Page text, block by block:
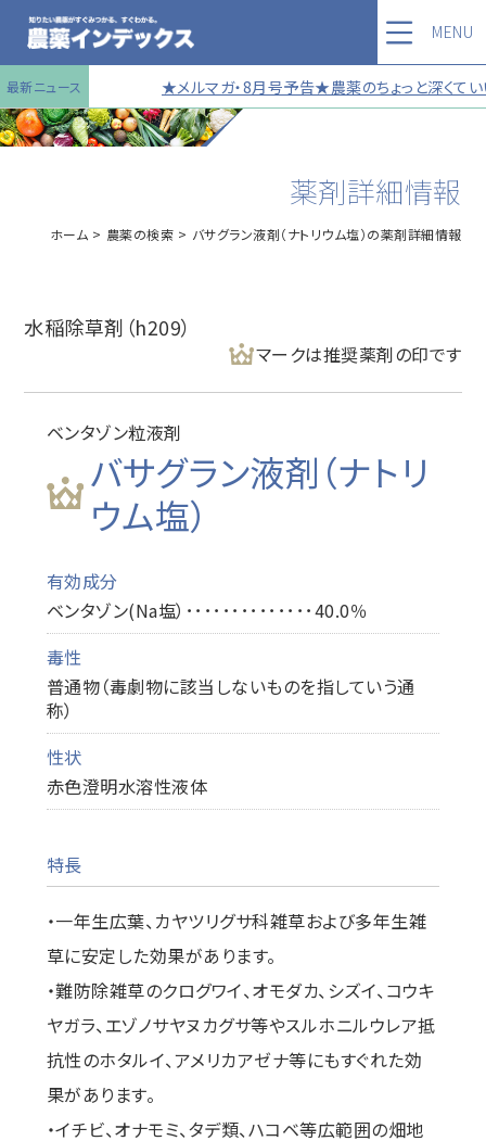
最新ニュース ★メルマガ・8月号予告★農薬のちょっと深く
MENU
薬剤詳細情報
ホーム 農薬の検索 バサグラン液剤（ナトリウム塩）の薬剤詳細情報
水稲除草剤（h209）
マークは推奨薬剤の印です
ベンタゾン粒液剤
バサグラン液剤（ナトリ
ウム塩）
有効成分
ベンタゾン(Na塩）･･････････････40.0％
毒性
普通物（毒劇物に該当しないものを指していう通
称）
性状
赤色澄明水溶性液体
特長
・一年生広葉、カヤツリグサ科雑草および多年生雑
草に安定した効果があります。
・難防除雑草のクログワイ、オモダカ、シズイ、コウキ
ヤガラ、エゾノサヤヌカグサ等やスルホニルウレア抵
抗性のホタルイ、アメリカアゼナ等にもすぐれた効
果があります。
・イチビ、オナモミ、タデ類、ハコベ等広範囲の畑地